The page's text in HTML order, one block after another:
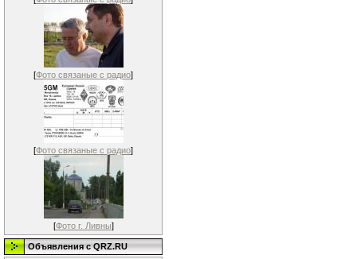
[Фото связаные с радио]
[Фото связаные с радио]
[Фото г. Ливны]
Объявления c QRZ.RU